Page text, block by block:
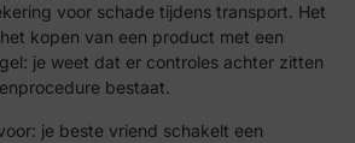
voor schade tijdens transport. Het
kopen van een product met een
je weet dat er controles achter zitten
bestaat.
je beste vriend schakelt een